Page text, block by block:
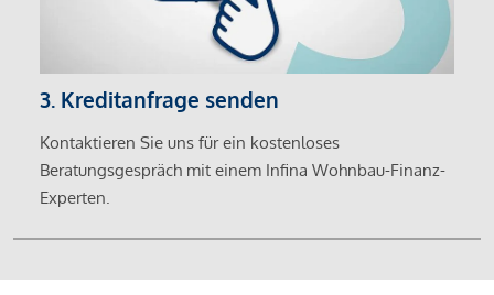
3. Kreditanfrage senden
Kontaktieren Sie uns für ein kostenloses
Beratungsgespräch mit einem Infina Wohnbau-Finanz-
Experten.